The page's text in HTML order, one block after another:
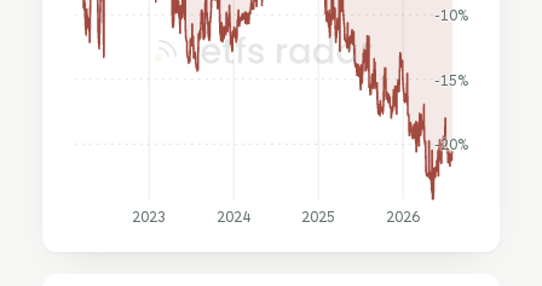
-20%
-15%
-10%
2023 2024 2025 2026